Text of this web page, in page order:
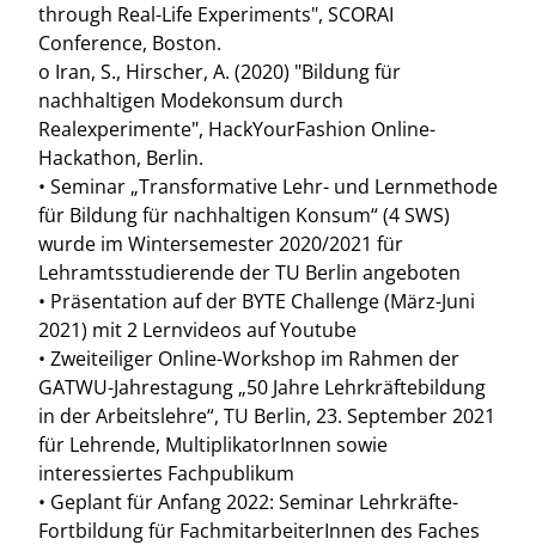
through Real-Life Experiments", SCORAI
Conference, Boston.
o Iran, S., Hirscher, A. (2020) "Bildung für
nachhaltigen Modekonsum durch
Realexperimente", HackYourFashion Online-
Hackathon, Berlin.
• Seminar „Transformative Lehr- und Lernmethode
für Bildung für nachhaltigen Konsum“ (4 SWS)
wurde im Wintersemester 2020/2021 für
Lehramtsstudierende der TU Berlin angeboten
• Präsentation auf der BYTE Challenge (März-Juni
2021) mit 2 Lernvideos auf Youtube
• Zweiteiliger Online-Workshop im Rahmen der
GATWU-Jahrestagung „50 Jahre Lehrkräftebildung
in der Arbeitslehre“, TU Berlin, 23. September 2021
für Lehrende, MultiplikatorInnen sowie
interessiertes Fachpublikum
• Geplant für Anfang 2022: Seminar Lehrkräfte-
Fortbildung für FachmitarbeiterInnen des Faches